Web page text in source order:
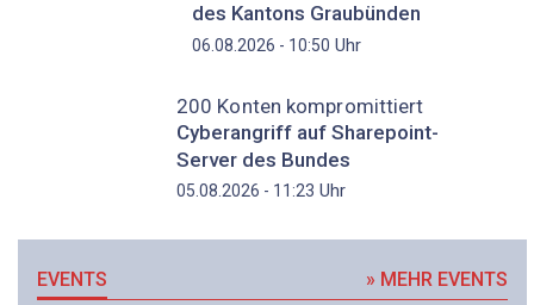
des Kantons Graubünden
06.08.2026 - 10:50 Uhr
200 Konten kompromittiert
Cyberangriff auf Sharepoint-
Server des Bundes
05.08.2026 - 11:23 Uhr
EVENTS » MEHR EVENTS